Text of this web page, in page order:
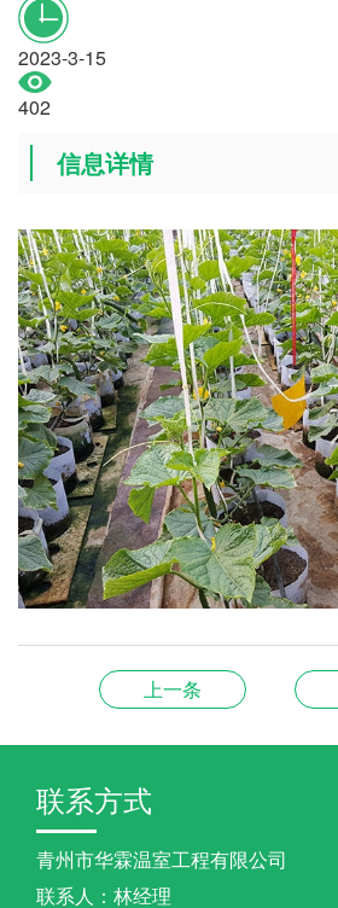
2023-3-15
402
信息详情
上一条
联系方式
青州市华霖温室工程有限公司
联系人：林经理